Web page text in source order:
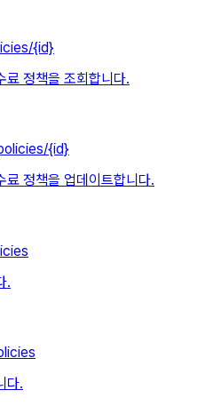
{id}
료 정책을 조회합니다.
{id}
료 정책을 업데이트합니다.
.
다.